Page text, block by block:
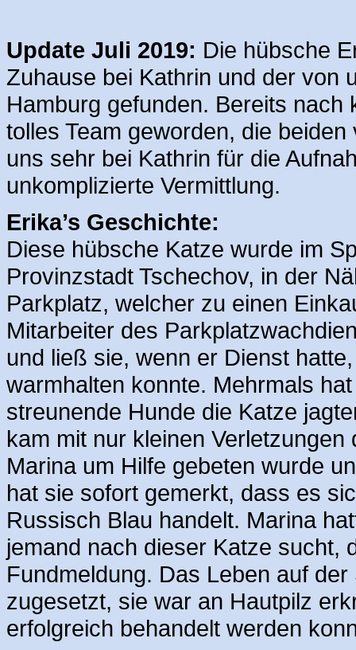
Update Juli 2019: Die hübsche
Zuhause bei Kathrin und der von
Hamburg gefunden. Bereits
tolles Team geworden, die
uns sehr bei Kathrin für die
unkomplizierte Vermittlung.
Erika’s Geschichte:
Diese hübsche Katze wurde im
Provinzstadt Tschechov, in der
Parkplatz, welcher zu einen
Mitarbeiter des
und ließ sie, wenn er Dienst
warmhalten konnte. Mehrmals
streunende Hunde die Katze
kam mit nur kleinen
Marina um Hilfe gebeten wurde
hat sie sofort gemerkt, dass es
Russisch Blau handelt. Marina
jemand nach dieser Katze sucht,
Fundmeldung. Das Leben auf
zugesetzt, sie war an Hautpilz
erfolgreich behandelt werden